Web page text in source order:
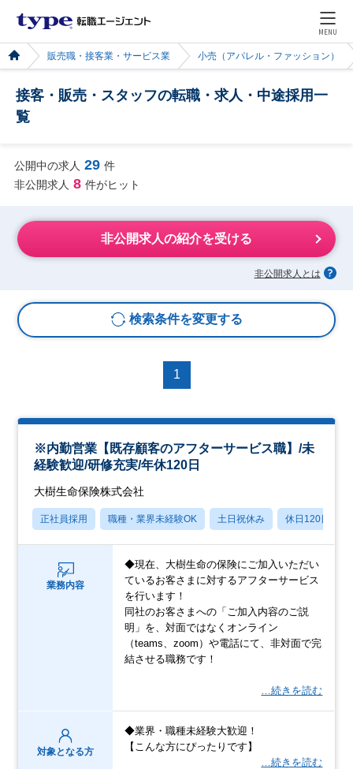
MENU
販売職・接客業・サービス業 小売（アパレル・ファッション）
接客・販売・スタッフの転職・求人・中途採用一
覧
公開中の求人 29 件
非公開求人 8 件がヒット
非公開求人の紹介を受ける
非公開求人とは
検索条件を変更する
1
※内勤営業【既存顧客のアフターサービス職】/未
経験歓迎/研修充実/年休120日
大樹生命保険株式会社
正社員採用 職種・業界未経験OK 土日祝休み 休日120日以上
業務内容
◆現在、大樹生命の保険にご加入いただい
ているお客さまに対するアフターサービス
を行います！
同社のお客さまへの「ご加入内容のご説
明」を、対面ではなくオンライン
（teams、zoom）や電話にて、非対面で完
結させる職務です！
…続きを読む
対象となる方
◆業界・職種未経験大歓迎！
【こんな方にぴったりです】
…続きを読む